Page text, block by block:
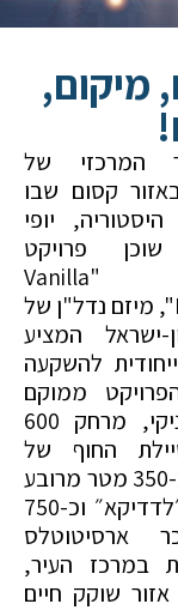
מיקום,
המרכזי של
קסום שבו
יופי
שוכן פרויקט
היוקרה "Vanilla
Boutique", מיזם נדל"ן של
ישראל המציע
להשקעה
ממוקם
בלב סלוניקי, מרחק 600
החוף של
סלוניקי, כ-350 מטר מרובע
הבילויים ״לדדיקא״ וכ-750
ארסיטוטלס
במרכז העיר,
שוקק חיים